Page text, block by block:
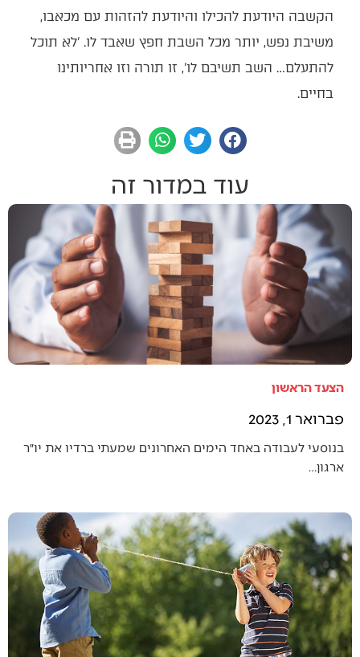
הקשבה היודעת להכילו והיודעת להזהות עם מכאבו,
משיבת נפש, יותר מכל השבת חפץ שאבד לו. 'לא תוכל
להתעלם… השב תשיבם לו', זו תורה וזו אחריותינו
בחיים.
עוד במדור זה
הצעד הראשון
פברואר 1, 2023
בנוסעי לעבודה באחד הימים האחרונים שמעתי ברדיו את יו״ר
ארגון…